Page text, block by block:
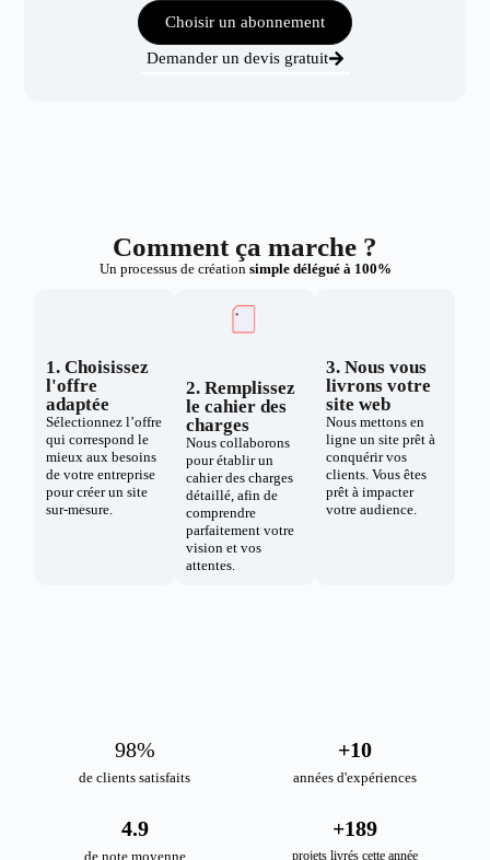
Choisir un abonnement
Demander un devis gratuit
Comment ça marche ?
Un processus de création simple délégué à 100%
1. Choisissez
l'offre
adaptée
Sélectionnez l’offre
qui correspond le
mieux aux besoins
de votre entreprise
pour créer un site
sur-mesure.
2. Remplissez
le cahier des
charges
Nous collaborons
pour établir un
cahier des charges
détaillé, afin de
comprendre
parfaitement votre
vision et vos
attentes.
3. Nous vous
livrons votre
site web
Nous mettons en
ligne un site prêt à
conquérir vos
clients. Vous êtes
prêt à impacter
votre audience.
de clients satisfaits
98%
années d'expériences
+10
de note moyenne
4.9
projets livrés cette année
+189